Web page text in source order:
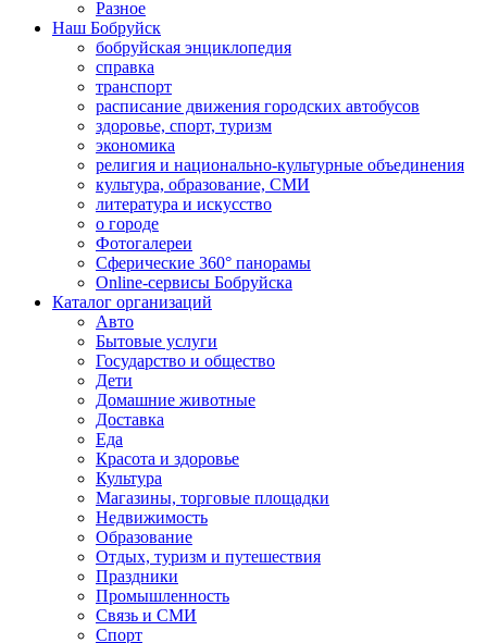
Разное
Наш Бобруйск
бобруйская энциклопедия
справка
транспорт
расписание движения городских автобусов
здоровье, спорт, туризм
экономика
религия и национально-культурные объединения
культура, образование, СМИ
литература и искусство
о городе
Фотогалереи
Сферические 360° панорамы
Online-сервисы Бобруйска
Каталог организаций
Авто
Бытовые услуги
Государство и общество
Дети
Домашние животные
Доставка
Еда
Красота и здоровье
Культура
Магазины, торговые площадки
Недвижимость
Образование
Отдых, туризм и путешествия
Праздники
Промышленность
Связь и СМИ
Спорт